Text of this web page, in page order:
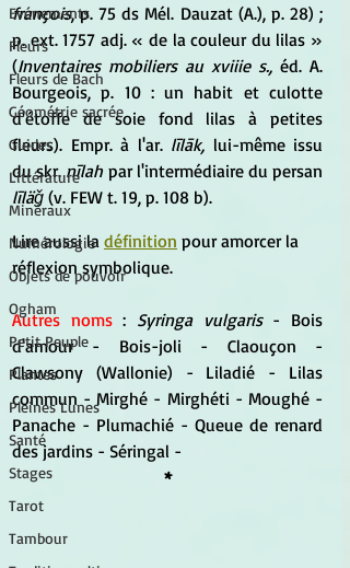
Evénements
Fleurs
Fleurs de Bach
Géométrie sacrée
Guides
Littérature
Minéraux
Numérologie
Objets de pouvoir
Ogham
Petit Peuple
Plantes
Pleines Lunes
Santé
Stages
Tarot
Tambour
françois, p. 75 ds Mél. Dauzat (A.), p. 28) ;
p. ext. 1757 adj. « de la couleur du lilas »
(Inventaires mobiliers au xviiie s., éd. A.
Bourgeois, p. 10 : un habit et culotte
d'étoffe de soie fond lilas à petites
fleurs). Empr. à l'ar. līlāk, lui-même issu
du skr. nīlah
līläǧ (v. FEW t. 19, p. 108 b).
Lire aussi la définition pour amorcer la
réflexion symbolique.
Autres noms : Syringa vulgaris - Bois
d'amour - Bois-joli - Claouçon -
Clawsony (Wallonie) - Liladié - Lilas
commun - Mirghé - Mirghéti - Moughé -
Panache - Plumachié - Queue de renard
des jardins - Séringal -
*